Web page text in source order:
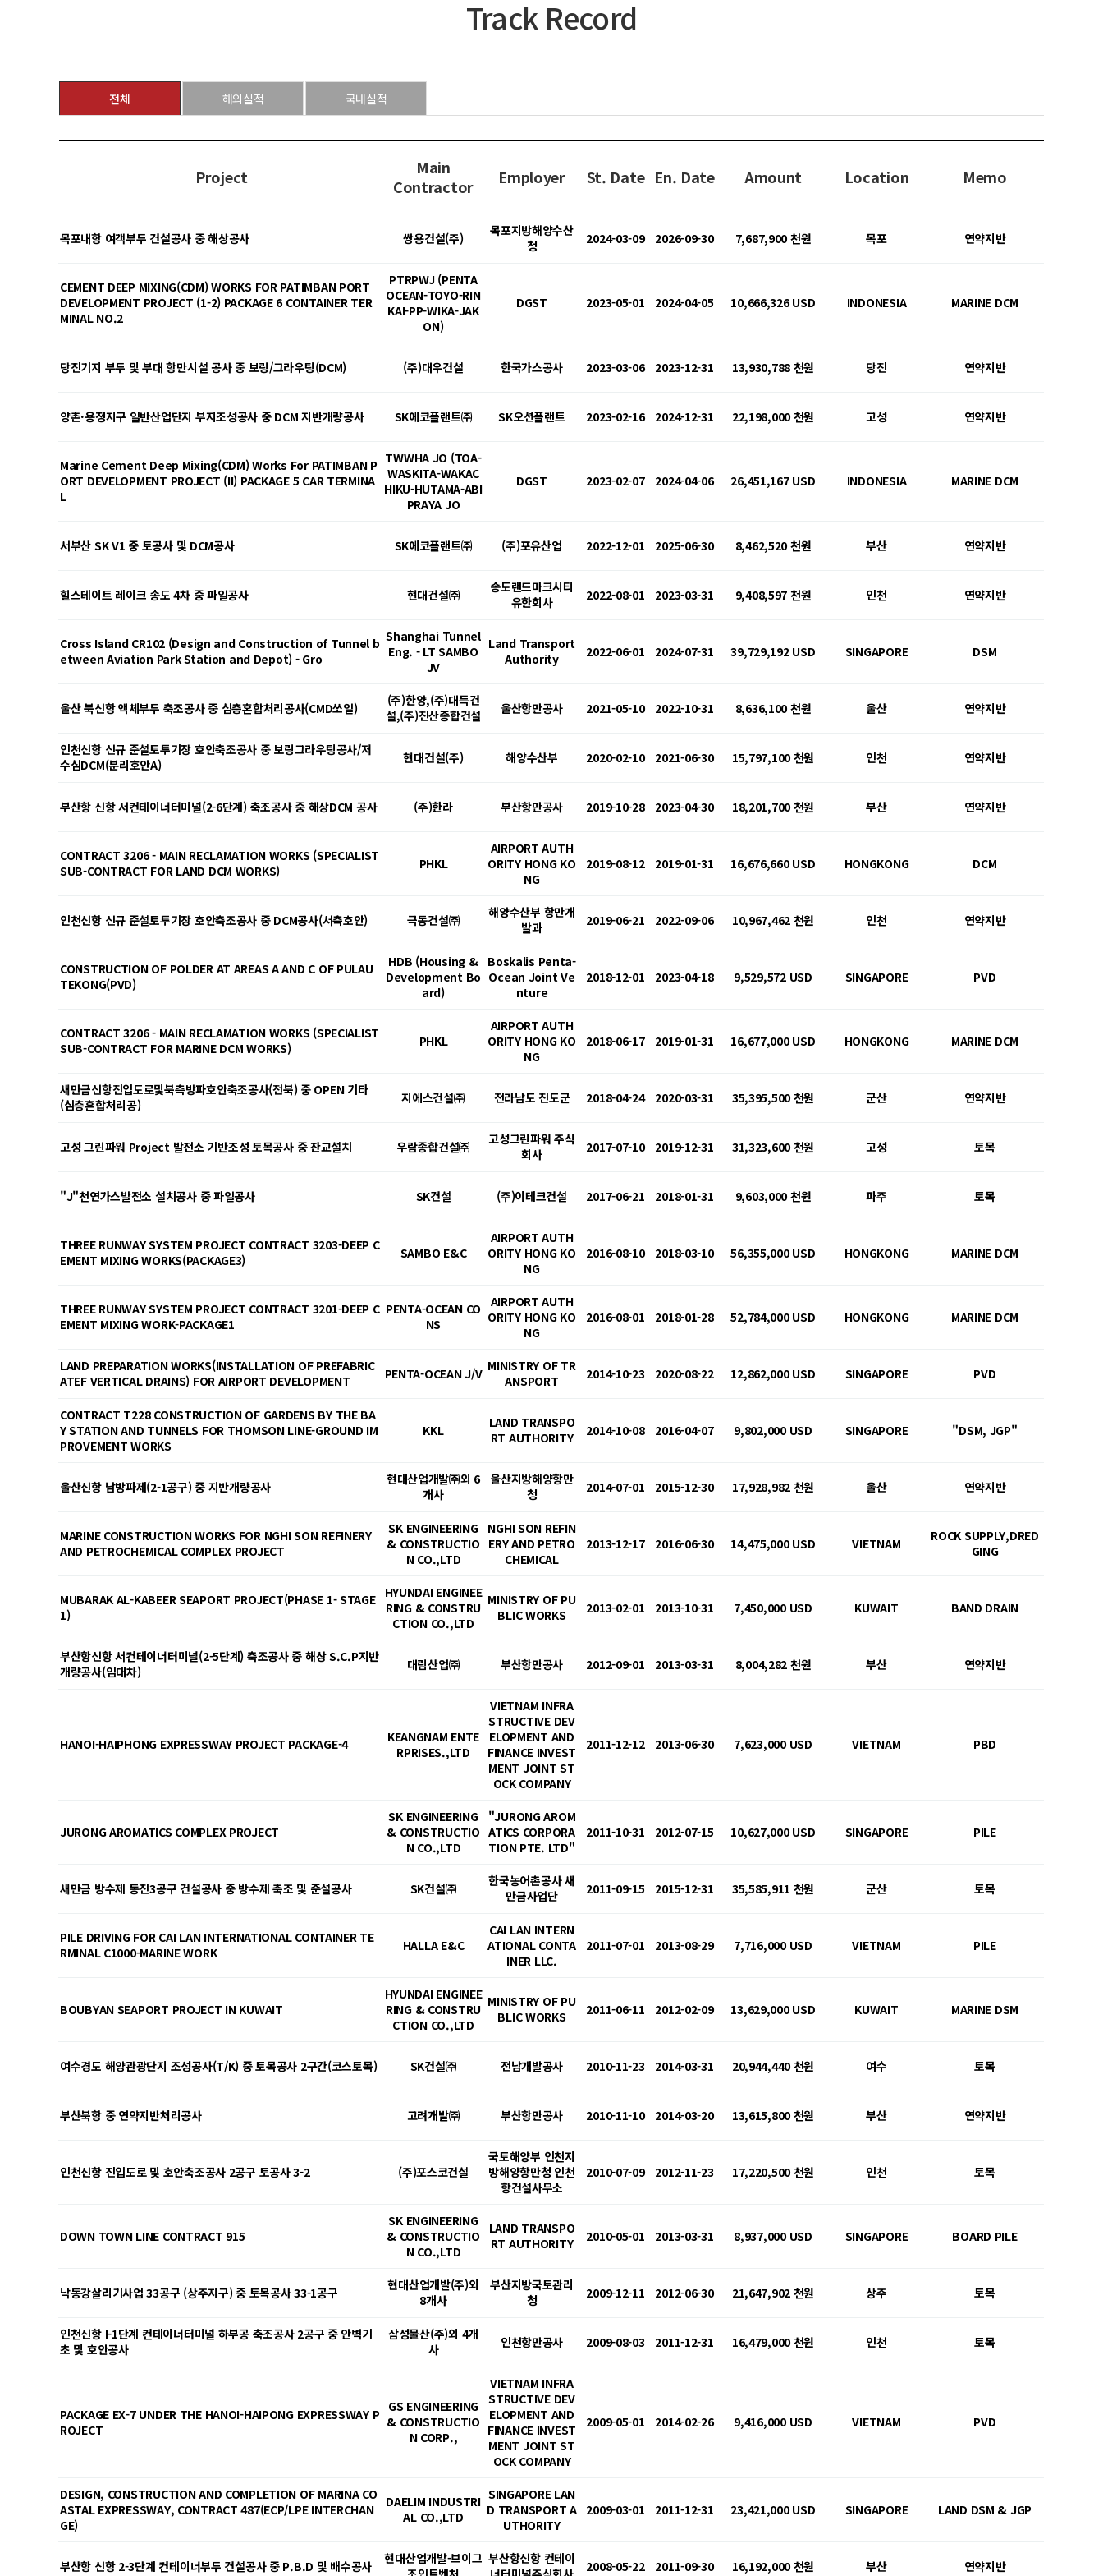
Track Record
전체 해외실적 국내실적
Project
Main
Contractor
Employer St. Date En. Date Amount Location Memo
목포내항 여객부두 건설공사 중 해상공사 쌍용건설(주)
목포지방해양수산
청
2024-03-09 2026-09-30 7,687,900 천원 목포 연약지반
CEMENT DEEP MIXING(CDM) WORKS FOR PATIMBAN PORT
DEVELOPMENT PROJECT (1-2) PACKAGE 6 CONTAINER TER
MINAL NO.2
PTRPWJ (PENTA
OCEAN-TOYO-RIN
KAI-PP-WIKA-JAK
ON)
DGST 2023-05-01 2024-04-05 10,666,326 USD INDONESIA MARINE DCM
당진기지 부두 및 부대 항만시설 공사 중 보링/그라우팅(DCM) (주)대우건설 한국가스공사 2023-03-06 2023-12-31 13,930,788 천원 당진 연약지반
양촌·용정지구 일반산업단지 부지조성공사 중 DCM 지반개량공사 SK에코플랜트㈜ SK오션플랜트 2023-02-16 2024-12-31 22,198,000 천원 고성 연약지반
Marine Cement Deep Mixing(CDM) Works For PATIMBAN P
ORT DEVELOPMENT PROJECT (II) PACKAGE 5 CAR TERMINA
L
TWWHA JO (TOA-
WASKITA-WAKAC
HIKU-HUTAMA-ABI
PRAYA JO
DGST 2023-02-07 2024-04-06 26,451,167 USD INDONESIA MARINE DCM
서부산 SK V1 중 토공사 및 DCM공사 SK에코플랜트㈜ (주)포유산업 2022-12-01 2025-06-30 8,462,520 천원 부산 연약지반
힐스테이트 레이크 송도 4차 중 파일공사 현대건설㈜
송도랜드마크시티
유한회사
2022-08-01 2023-03-31 9,408,597 천원 인천 연약지반
Cross Island CR102 (Design and Construction of Tunnel b
etween Aviation Park Station and Depot) - Gro
Shanghai Tunnel
Eng. - LT SAMBO
JV
Land Transport
Authority
2022-06-01 2024-07-31 39,729,192 USD SINGAPORE DSM
울산 북신항 액체부두 축조공사 중 심층혼합처리공사(CMD쏘일)
(주)한양,(주)대득건
설,(주)진산종합건설
울산항만공사 2021-05-10 2022-10-31 8,636,100 천원 울산 연약지반
인천신항 신규 준설토투기장 호안축조공사 중 보링그라우팅공사/저
수심DCM(분리호안A)
현대건설(주) 해양수산부 2020-02-10 2021-06-30 15,797,100 천원 인천 연약지반
부산항 신항 서컨테이너터미널(2-6단계) 축조공사 중 해상DCM 공사 (주)한라 부산항만공사 2019-10-28 2023-04-30 18,201,700 천원 부산 연약지반
CONTRACT 3206 - MAIN RECLAMATION WORKS (SPECIALIST
SUB-CONTRACT FOR LAND DCM WORKS)
PHKL
AIRPORT AUTH
ORITY HONG KO
NG
2019-08-12 2019-01-31 16,676,660 USD HONGKONG DCM
인천신항 신규 준설토투기장 호안축조공사 중 DCM공사(서측호안) 극동건설㈜
해양수산부 항만개
발과
2019-06-21 2022-09-06 10,967,462 천원 인천 연약지반
CONSTRUCTION OF POLDER AT AREAS A AND C OF PULAU
TEKONG(PVD)
HDB (Housing &
Development Bo
ard)
Boskalis Penta-
Ocean Joint Ve
nture
2018-12-01 2023-04-18 9,529,572 USD SINGAPORE PVD
CONTRACT 3206 - MAIN RECLAMATION WORKS (SPECIALIST
SUB-CONTRACT FOR MARINE DCM WORKS)
PHKL
AIRPORT AUTH
ORITY HONG KO
NG
2018-06-17 2019-01-31 16,677,000 USD HONGKONG MARINE DCM
새만금신항진입도로및북측방파호안축조공사(전북) 중 OPEN 기타
(심층혼합처리공)
지에스건설㈜ 전라남도 진도군 2018-04-24 2020-03-31 35,395,500 천원 군산 연약지반
고성 그린파워 Project 발전소 기반조성 토목공사 중 잔교설치 우람종합건설㈜
고성그린파워 주식
회사
2017-07-10 2019-12-31 31,323,600 천원 고성 토목
"J"천연가스발전소 설치공사 중 파일공사 SK건설 (주)이테크건설 2017-06-21 2018-01-31 9,603,000 천원 파주 토목
THREE RUNWAY SYSTEM PROJECT CONTRACT 3203-DEEP C
EMENT MIXING WORKS(PACKAGE3)
SAMBO E&C
AIRPORT AUTH
ORITY HONG KO
NG
2016-08-10 2018-03-10 56,355,000 USD HONGKONG MARINE DCM
THREE RUNWAY SYSTEM PROJECT CONTRACT 3201-DEEP C
EMENT MIXING WORK-PACKAGE1
PENTA-OCEAN CO
NS
AIRPORT AUTH
ORITY HONG KO
NG
2016-08-01 2018-01-28 52,784,000 USD HONGKONG MARINE DCM
LAND PREPARATION WORKS(INSTALLATION OF PREFABRIC
ATEF VERTICAL DRAINS) FOR AIRPORT DEVELOPMENT
PENTA-OCEAN J/V MINISTRY OF TR
ANSPORT
2014-10-23 2020-08-22 12,862,000 USD SINGAPORE PVD
CONTRACT T228 CONSTRUCTION OF GARDENS BY THE BA
Y STATION AND TUNNELS FOR THOMSON LINE-GROUND IM
PROVEMENT WORKS
KKL
LAND TRANSPO
RT AUTHORITY
2014-10-08 2016-04-07 9,802,000 USD SINGAPORE "DSM, JGP"
울산신항 남방파제(2-1공구) 중 지반개량공사
현대산업개발㈜외 6
개사
울산지방해양항만
청
2014-07-01 2015-12-30 17,928,982 천원 울산 연약지반
MARINE CONSTRUCTION WORKS FOR NGHI SON REFINERY
AND PETROCHEMICAL COMPLEX PROJECT
SK ENGINEERING
& CONSTRUCTIO
N CO.,LTD
NGHI SON REFIN
ERY AND PETRO
CHEMICAL
2013-12-17 2016-06-30 14,475,000 USD VIETNAM
ROCK SUPPLY,DRED
GING
MUBARAK AL-KABEER SEAPORT PROJECT(PHASE 1- STAGE
1)
HYUNDAI ENGINEE
RING & CONSTRU
CTION CO.,LTD
MINISTRY OF PU
BLIC WORKS
2013-02-01 2013-10-31 7,450,000 USD KUWAIT BAND DRAIN
부산항신항 서컨테이너터미널(2-5단계) 축조공사 중 해상 S.C.P지반
개량공사(임대차)
대림산업㈜ 부산항만공사 2012-09-01 2013-03-31 8,004,282 천원 부산 연약지반
HANOI-HAIPHONG EXPRESSWAY PROJECT PACKAGE-4
KEANGNAM ENTE
RPRISES.,LTD
VIETNAM INFRA
STRUCTIVE DEV
ELOPMENT AND
FINANCE INVEST
MENT JOINT ST
OCK COMPANY
2011-12-12 2013-06-30 7,623,000 USD VIETNAM PBD
JURONG AROMATICS COMPLEX PROJECT
SK ENGINEERING
& CONSTRUCTIO
N CO.,LTD
"JURONG AROM
ATICS CORPORA
TION PTE. LTD"
2011-10-31 2012-07-15 10,627,000 USD SINGAPORE PILE
새만금 방수제 동진3공구 건설공사 중 방수제 축조 및 준설공사 SK건설㈜
한국농어촌공사 새
만금사업단
2011-09-15 2015-12-31 35,585,911 천원 군산 토목
PILE DRIVING FOR CAI LAN INTERNATIONAL CONTAINER TE
RMINAL C1000-MARINE WORK
HALLA E&C
CAI LAN INTERN
ATIONAL CONTA
INER LLC.
2011-07-01 2013-08-29 7,716,000 USD VIETNAM PILE
BOUBYAN SEAPORT PROJECT IN KUWAIT
HYUNDAI ENGINEE
RING & CONSTRU
CTION CO.,LTD
MINISTRY OF PU
BLIC WORKS
2011-06-11 2012-02-09 13,629,000 USD KUWAIT MARINE DSM
여수경도 해양관광단지 조성공사(T/K) 중 토목공사 2구간(코스토목) SK건설㈜ 전남개발공사 2010-11-23 2014-03-31 20,944,440 천원 여수 토목
부산북항 중 연약지반처리공사 고려개발㈜ 부산항만공사 2010-11-10 2014-03-20 13,615,800 천원 부산 연약지반
인천신항 진입도로 및 호안축조공사 2공구 토공사 3-2 (주)포스코건설
국토해양부 인천지
방해양항만청 인천
항건설사무소
2010-07-09 2012-11-23 17,220,500 천원 인천 토목
DOWN TOWN LINE CONTRACT 915
SK ENGINEERING
& CONSTRUCTIO
N CO.,LTD
LAND TRANSPO
RT AUTHORITY
2010-05-01 2013-03-31 8,937,000 USD SINGAPORE BOARD PILE
낙동강살리기사업 33공구 (상주지구) 중 토목공사 33-1공구
현대산업개발(주)외
8개사
부산지방국토관리
청
2009-12-11 2012-06-30 21,647,902 천원 상주 토목
인천신항 I-1단계 컨테이너터미널 하부공 축조공사 2공구 중 안벽기
초 및 호안공사
삼성물산(주)외 4개
사
인천항만공사 2009-08-03 2011-12-31 16,479,000 천원 인천 토목
PACKAGE EX-7 UNDER THE HANOI-HAIPONG EXPRESSWAY P
ROJECT
GS ENGINEERING
& CONSTRUCTIO
N CORP.,
VIETNAM INFRA
STRUCTIVE DEV
ELOPMENT AND
FINANCE INVEST
MENT JOINT ST
OCK COMPANY
2009-05-01 2014-02-26 9,416,000 USD VIETNAM PVD
DESIGN, CONSTRUCTION AND COMPLETION OF MARINA CO
ASTAL EXPRESSWAY, CONTRACT 487(ECP/LPE INTERCHAN
GE)
DAELIM INDUSTRI
AL CO.,LTD
SINGAPORE LAN
D TRANSPORT A
UTHORITY
2009-03-01 2011-12-31 23,421,000 USD SINGAPORE LAND DSM & JGP
부산항 신항 2-3단계 컨테이너부두 건설공사 중 P.B.D 및 배수공사
현대산업개발-브이그 부산항신항 컨테이
2008-05-22 2011-09-30 16,192,000 천원 부산 연약지반